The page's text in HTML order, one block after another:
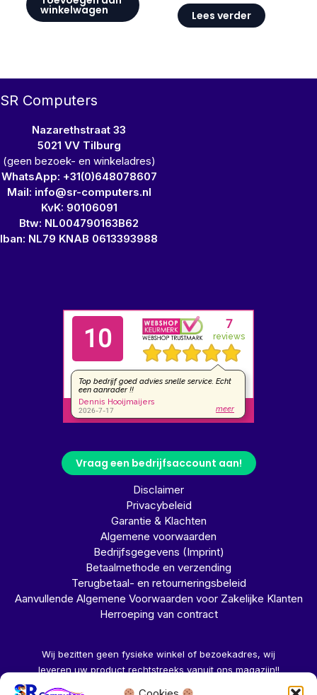
winkelwagen Lees verder
SR Computers
Nazarethstraat 33
5021 VV Tilburg
(geen bezoek- en winkeladres)
WhatsApp: +31(0)648078607
Mail: info@sr-computers.nl
KvK: 90106091
Btw: NL004790163B62
Iban: NL79 KNAB 0613393988
Vraag een bedrijfsaccount aan!
Disclaimer
Privacybeleid
Garantie & Klachten
Algemene voorwaarden
Bedrijfsgegevens (Imprint)
Betaalmethode en verzending
Terugbetaal- en retourneringsbeleid
Aanvullende Algemene Voorwaarden voor Zakelijke Klanten
Herroeping van contract
Wij bezitten geen fysieke winkel of bezoekadres, wij
leveren uw product rechtstreeks vanuit ons magazijn!!